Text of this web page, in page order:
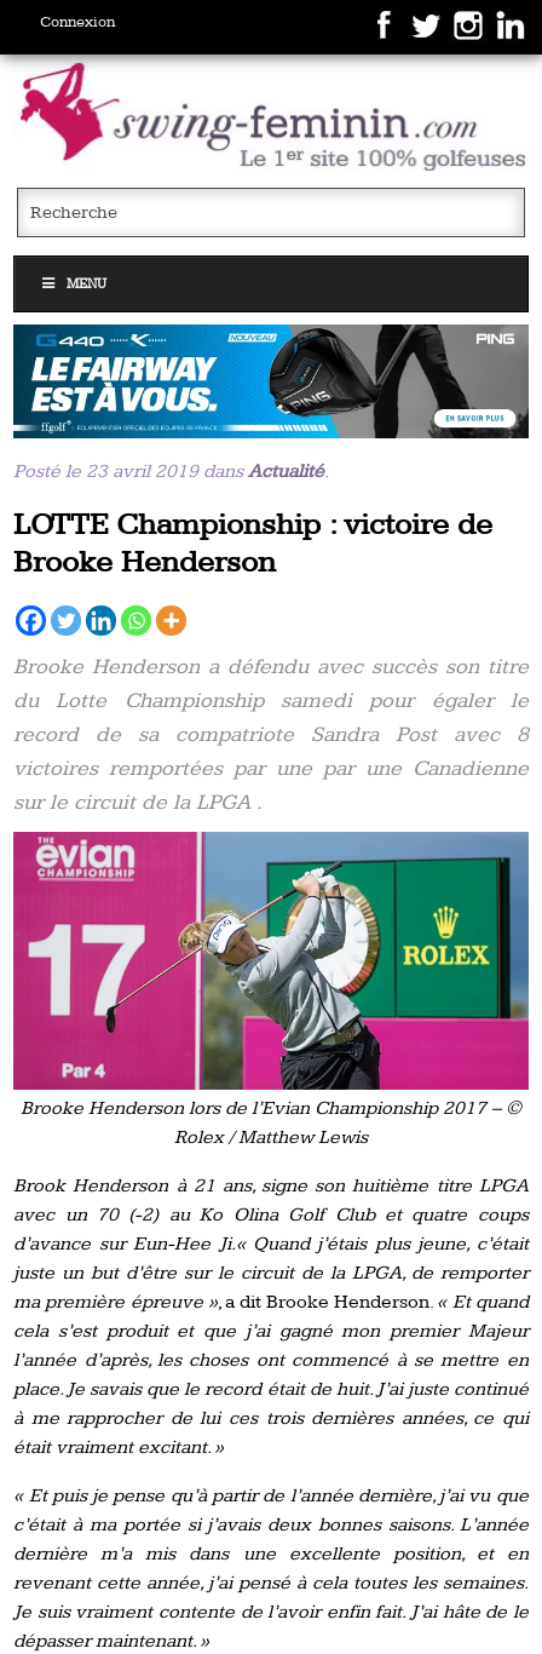
Connexion
MENU
Posté le 23 avril 2019 dansActualité.
LOTTE Championship : victoire de
Brooke Henderson
Brooke Henderson a défendu avec succès son titre
du Lotte Championship samedi pour égaler le
record de sa compatriote Sandra Post avec 8
victoires remportées par une par une Canadienne
sur le circuit de la LPGA .
Brooke Henderson lors de l’Evian Championship 2017 – ©
Rolex / Matthew Lewis
Brook Henderson à 21 ans, signe son huitième titre LPGA
avec un 70 (-2) au Ko Olina Golf Club et quatre coups
d’avance sur Eun-Hee Ji.« Quand j’étais plus jeune, c’était
juste un but d’être sur le circuit de la LPGA, de remporter
ma première épreuve », a dit Brooke Henderson. « Et quand
cela s’est produit et que j’ai gagné mon premier Majeur
l’année d’après, les choses ont commencé à se mettre en
place. Je savais que le record était de huit. J’ai juste continué
à me rapprocher de lui ces trois dernières années, ce qui
était vraiment excitant. »
« Et puis je pense qu’à partir de l’année dernière, j’ai vu que
c’était à ma portée si j’avais deux bonnes saisons. L’année
dernière m’a mis dans une excellente position, et en
revenant cette année, j’ai pensé à cela toutes les semaines.
Je suis vraiment contente de l’avoir enfin fait. J’ai hâte de le
dépasser maintenant. »